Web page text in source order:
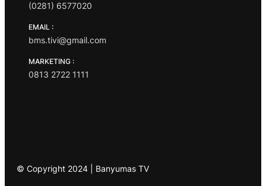
(0281) 6577020
EMAIL :
bms.tivi@gmail.com
MARKETING :
0813 2722 1111
© Copyright 2024 | Banyumas TV